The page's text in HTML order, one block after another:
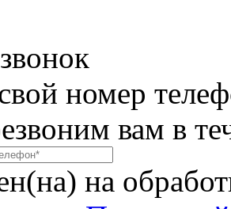
номер
вам в
на